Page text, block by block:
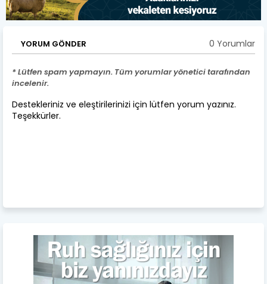
YORUM GÖNDER 0 Yorumlar
* Lütfen spam yapmayın. Tüm yorumlar yönetici tarafından
incelenir.
Destekleriniz ve eleştirilerinizi için lütfen yorum yazınız.
Teşekkürler.